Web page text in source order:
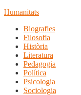
Humanitats
Biografies
Filosofia
Història
Literatura
Pedagogia
Política
Psicologia
Sociologia